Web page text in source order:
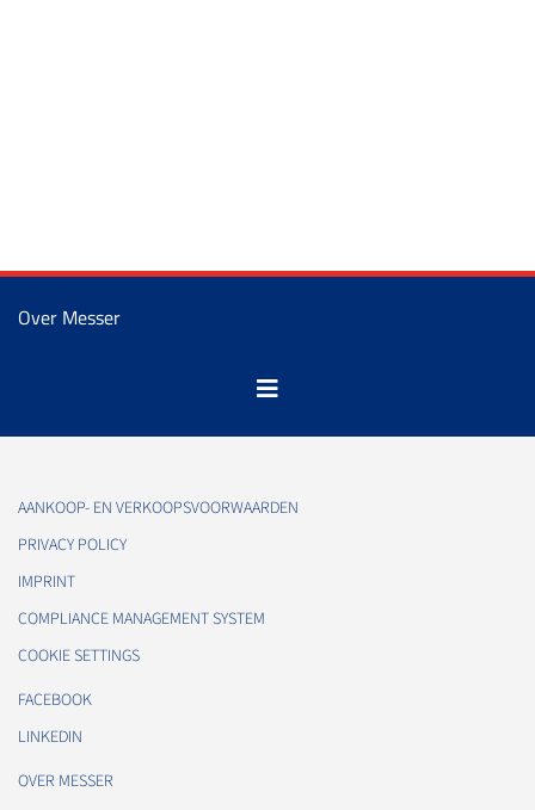
Over Messer
AANKOOP- EN VERKOOPSVOORWAARDEN
PRIVACY POLICY
IMPRINT
COMPLIANCE MANAGEMENT SYSTEM
COOKIE SETTINGS
FACEBOOK
LINKEDIN
OVER MESSER